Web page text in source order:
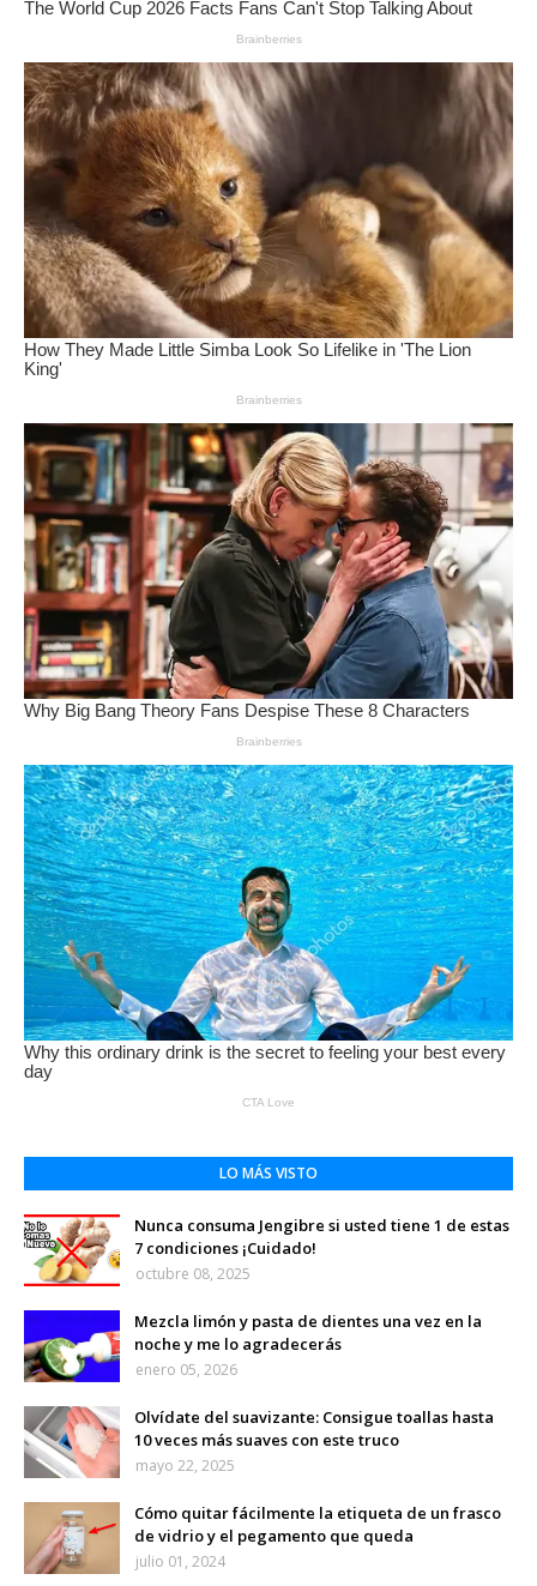
LO MÁS VISTO
Nunca consuma Jengibre si usted tiene 1 de estas
7 condiciones ¡Cuidado!
octubre 08, 2025
Mezcla limón y pasta de dientes una vez en la
noche y me lo agradecerás
enero 05, 2026
Olvídate del suavizante: Consigue toallas hasta
10 veces más suaves con este truco
mayo 22, 2025
Cómo quitar fácilmente la etiqueta de un frasco
de vidrio y el pegamento que queda
julio 01, 2024